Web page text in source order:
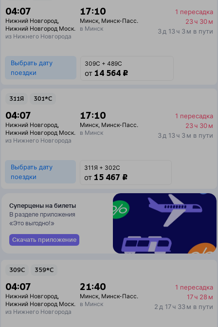
04:07
Нижний Новгород,
Нижний Новгород Моск.
из Нижнего Новгорода
17:10
Минск, Минск-Пасс.
в Минск
1 пересадка
23 ч 30 м
3 д 13 ч 3 м в пути
Выбрать дату
поездки
309С + 489С
от 14 564 ₽
311Я 301*С
04:07
Нижний Новгород,
Нижний Новгород Моск.
из Нижнего Новгорода
17:10
Минск, Минск-Пасс.
в Минск
1 пересадка
23 ч 30 м
3 д 13 ч 3 м в пути
Выбрать дату
поездки
311Я + 302С
от 15 467 ₽
Суперцены на билеты
В разделе приложения
«Это выгодно!»
Скачать приложение
309С 359*С
04:07
Нижний Новгород,
Нижний Новгород Моск.
из Нижнего Новгорода
21:40
Минск, Минск-Пасс.
в Минск
1 пересадка
17 ч 28 м
2 д 17 ч 33 м в пути